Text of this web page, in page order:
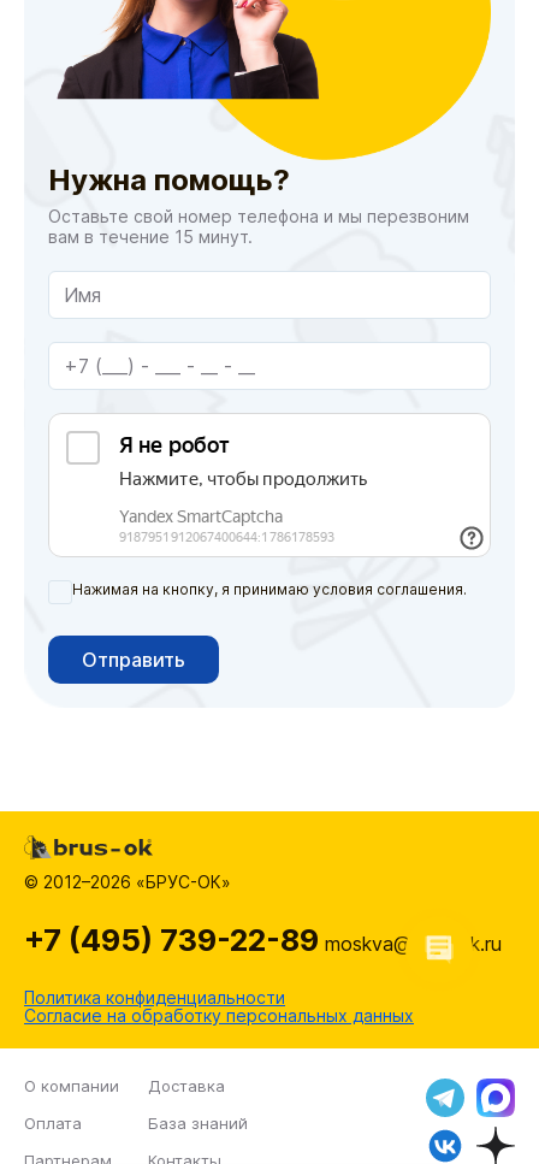
Нужна помощь?
Оставьте свой номер телефона и мы перезвоним
вам в течение 15 минут.
Нажимая на кнопку, я принимаю условия соглашения.
Отправить
© 2012–2026 «БРУС-ОК»
Политика конфиденциальности
Согласие на обработку персональных данных
+7 (495) 739-22-89 moskva@brus-ok.ru
О компании
Доставка
Оплата
База знаний
Партнерам
Контакты